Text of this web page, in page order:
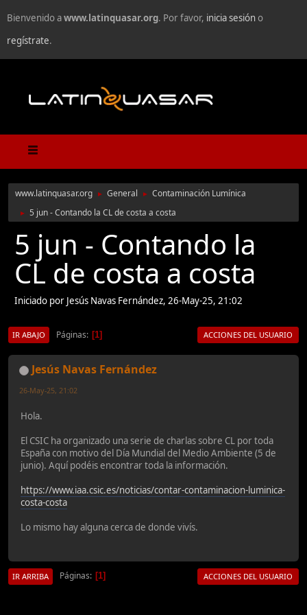
Bienvenido awww.latinquasar.org. Por favor, inicia sesióno
regístrate.
www.latinquasar.org ► General ► Contaminación Lumínica
► 5 jun - Contando la CL de costa a costa
5 jun - Contando la
CL de costa a costa
Iniciado por Jesús Navas Fernández, 26-May-25, 21:02
IR ABAJO Páginas 1 ACCIONES DEL USUARIO
Jesús Navas Fernández
26-May-25, 21:02
Hola.
El CSIC ha organizado una serie de charlas sobre CL por toda
España con motivo del Día Mundial del Medio Ambiente (5 de
junio). Aquí podéis encontrar toda la información.
https://www.iaa.csic.es/noticias/contar-contaminacion-luminica-
costa-costa
Lo mismo hay alguna cerca de donde vivís.
IR ARRIBA Páginas 1 ACCIONES DEL USUARIO